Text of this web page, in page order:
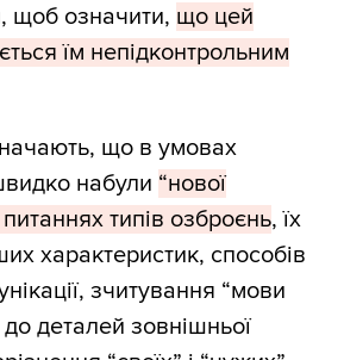
щоб означити, що цей
їм непідконтрольним
що в умовах
набули “нової
питаннях типів озброєнь, їх
характеристик, способів
зчитування “мови
до деталей зовнішньої